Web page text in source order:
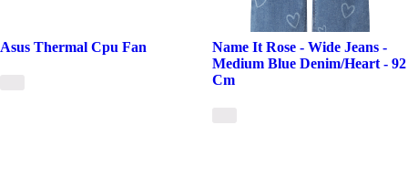
Asus Thermal Cpu Fan
Name It Rose - Wide Jeans -
Medium Blue Denim/Heart - 92
Cm